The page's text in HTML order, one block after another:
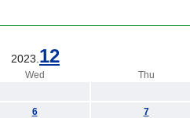
2023. 12
Wed Thu
6 7